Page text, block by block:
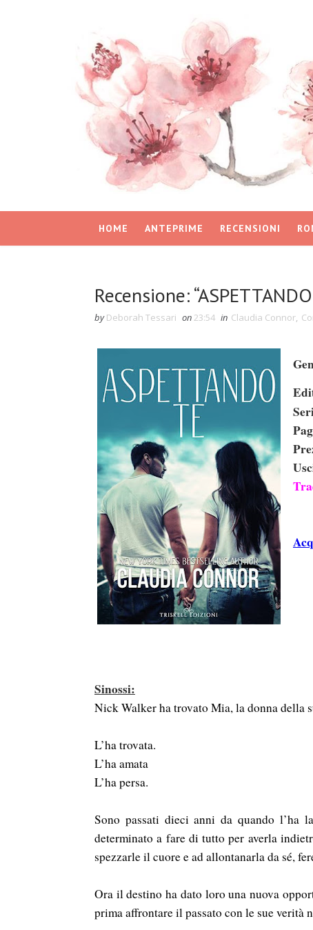
HOME ANTEPRIME RECENSIONI
Recensione:
by Deborah Tessari on23:54 in Claudia Connor,
Sinossi:
Nick Walker ha trovato Mia, la donna della
L’ha trovata.
L’ha amata
L’ha persa.
Sono passati dieci anni da quando l’ha
determinato a fare di tutto per averla
spezzarle il cuore e ad allontanarla da sé,
Ora il destino ha dato loro una nuova
prima affrontare il passato con le sue verità